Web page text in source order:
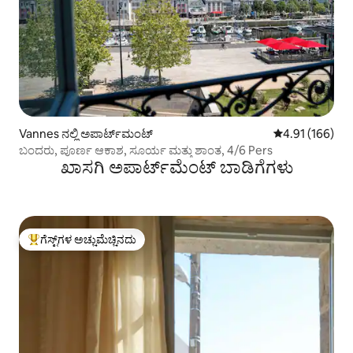
Vannes ನಲ್ಲಿ ಅಪಾರ್ಟ್‌ಮಂಟ್ 5 ರಲ್ಲಿ 4.91
4.91 (166)
ಬಂದರು, ಪೂರ್ಣ ಆಕಾಶ, ಸೂರ್ಯ ಮತ್ತು ಶಾಂತ, 4/6 Pers
ಖಾಸಗಿ ಅಪಾರ್ಟ್‌ಮೆಂಟ್ ಬಾಡಿಗೆಗಳು
ಗೆಸ್ಟ್‌ಗಳಿಗೆ ಅತಿ ಹೆಚ್ಚು ಅಚ್ಚುಮೆಚ್ಚಿನದು
ಗೆಸ್ಟ್‌ಗಳ ಅಚ್ಚುಮೆಚ್ಚಿನದು